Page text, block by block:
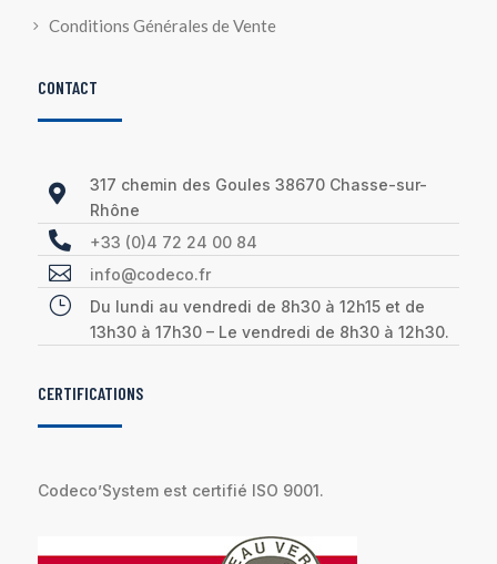
Conditions Générales de Vente
CONTACT

317 chemin des Goules 38670 Chasse-sur-
Rhône
 +33 (0)4 72 24 00 84
 info@codeco.fr
}
Du lundi au vendredi de 8h30 à 12h15 et de
13h30 à 17h30 – Le vendredi de 8h30 à 12h30.
CERTIFICATIONS
Codeco’System est certifié ISO 9001.